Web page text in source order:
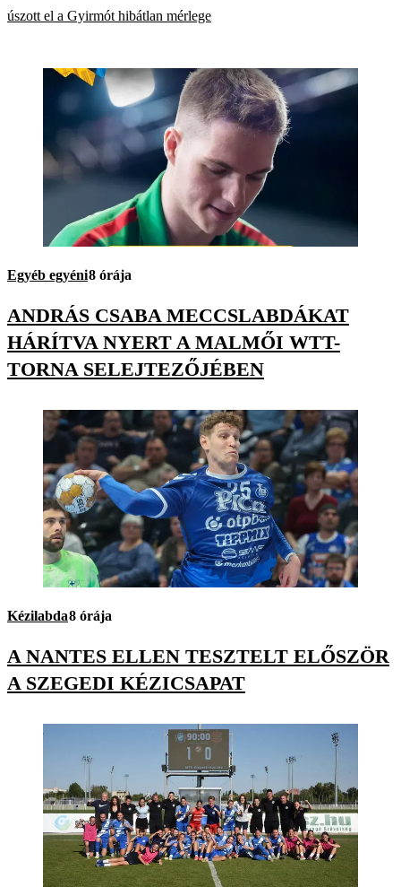
úszott el a Gyirmót hibátlan mérlege
Egyéb egyéni8 órája
ANDRÁS CSABA MECCSLABDÁKAT
HÁRÍTVA NYERT A MALMŐI WTT-
TORNA SELEJTEZŐJÉBEN
Kézilabda8 órája
A NANTES ELLEN TESZTELT ELŐSZÖR
A SZEGEDI KÉZICSAPAT